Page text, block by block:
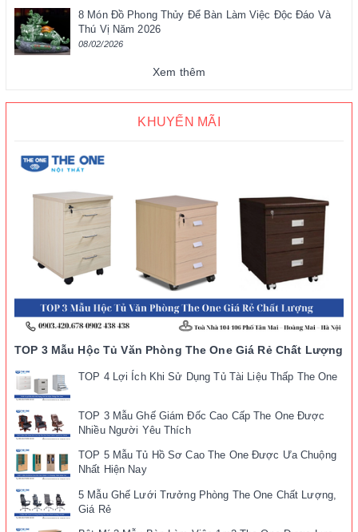
8 Món Đồ Phong Thủy Để Bàn Làm Việc Độc Đáo Và
Thú Vị Năm 2026
08/02/2026
Xem thêm
KHUYẾN MÃI
TOP 3 Mẫu Hộc Tủ Văn Phòng The One Giá Rẻ Chất Lượng
TOP 4 Lợi Ích Khi Sử Dụng Tủ Tài Liệu Thấp The One
TOP 3 Mẫu Ghế Giám Đốc Cao Cấp The One Được
Nhiều Người Yêu Thích
TOP 5 Mẫu Tủ Hồ Sơ Cao The One Được Ưa Chuộng
Nhất Hiện Nay
5 Mẫu Ghế Lưới Trưởng Phòng The One Chất Lượng,
Giá Rẻ